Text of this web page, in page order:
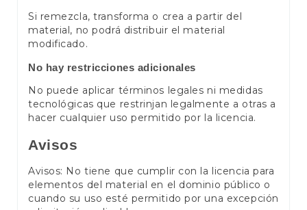
Si remezcla, transforma o crea a partir del
material, no podrá distribuir el material
modificado.
No hay restricciones adicionales
No puede aplicar términos legales ni medidas
tecnológicas que restrinjan legalmente a otras a
hacer cualquier uso permitido por la licencia.
Avisos
Avisos: No tiene que cumplir con la licencia para
elementos del material en el dominio público o
cuando su uso esté permitido por una excepción